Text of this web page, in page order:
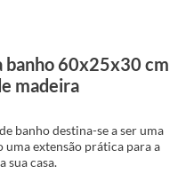
banho 60x25x30 cm
madeira
banho destina-se a ser uma
extensão prática para a
sua casa.